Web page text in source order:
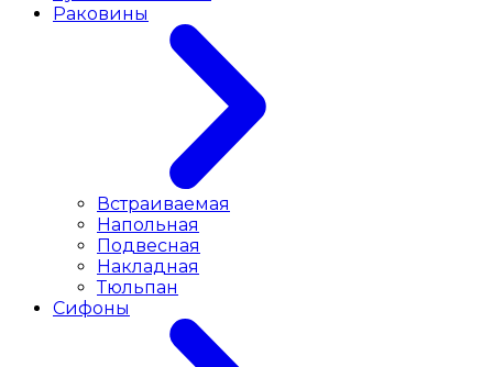
Раковины
Встраиваемая
Напольная
Подвесная
Накладная
Тюльпан
Сифоны